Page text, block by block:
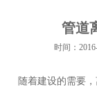
管道
时间：
随着建设的需要，